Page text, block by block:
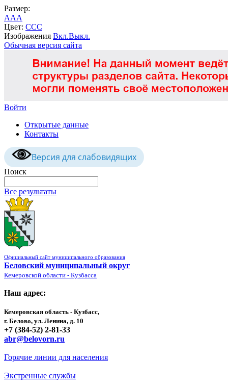
Размер:
AAA
Цвет: CCC
Изображения Вкл.Выкл.
Обычная версия сайта
Войти
Открытые данные
Контакты
Версия для слабовидящих
Поиск
Все результаты
Официальный сайт муниципального образования
Беловский муниципальный округ
Кемеровской области - Кузбасса
Наш адрес:
Кемеровская область - Кузбасс,
г. Белово, ул. Ленина, д. 10
+7 (384-52) 2-81-33
abr@belovorn.ru
Горячие линии для населения
Экстренные службы